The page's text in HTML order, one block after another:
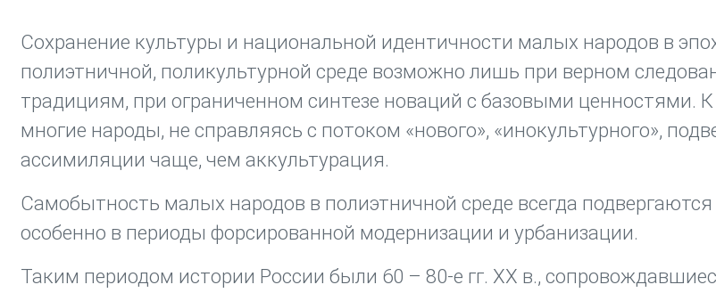
Сохранение культуры и национальной идентичности малых народов в
полиэтничной, поликультурной среде возможно лишь при верном
традициям, при ограниченном синтезе новаций с базовыми ценностями.
многие народы, не справляясь с потоком «нового», «инокультурного»,
ассимиляции чаще, чем аккультурация.
Самобытность малых народов в полиэтничной среде всегда
особенно в периоды форсированной модернизации и урбанизации.
Таким периодом истории России были 60 – 80-е гг. ХХ в.,